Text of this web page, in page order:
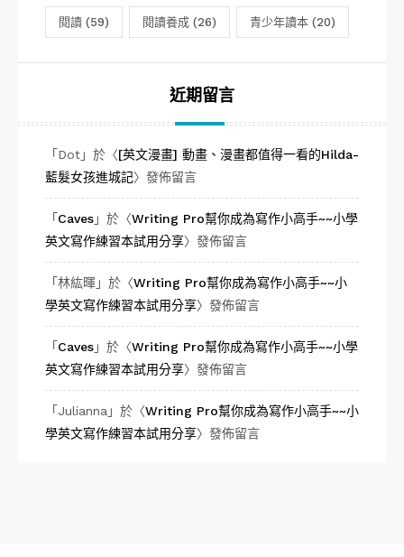
閱讀 (59) 閱讀養成 (26) 青少年讀本 (20)
近期留言
「 Dot」於〈[英文漫畫] 動畫、漫畫都值得一看的Hilda-
藍髮女孩進城記〉發佈留言
「 Caves」於〈Writing Pro幫你成為寫作小高手~~小學
英文寫作練習本試用分享〉發佈留言
「林紘暉 」於〈Writing Pro幫你成為寫作小高手~~小
學英文寫作練習本試用分享〉發佈留言
「 Caves」於〈Writing Pro幫你成為寫作小高手~~小學
英文寫作練習本試用分享〉發佈留言
「 Julianna 」於〈Writing Pro幫你成為寫作小高手~~小
學英文寫作練習本試用分享〉發佈留言